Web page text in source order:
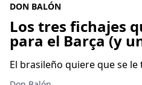
DON BALÓN
Los tres fichajes
para el Barça (y
El brasileño quiere que se